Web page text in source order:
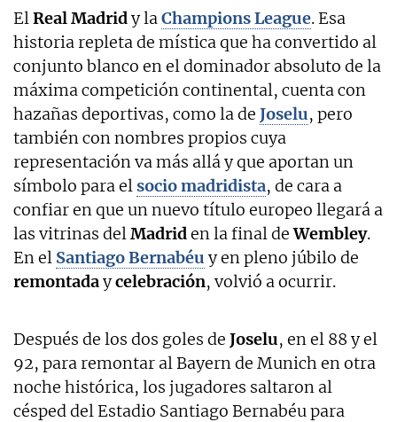
ElReal Madridy laChampions League. Esa
historia repleta de mística que ha convertido al
conjunto blanco en el dominador absoluto de la
máxima competición continental, cuenta con
hazañas deportivas, como la de Joselu, pero
también con nombres propios cuya
representación va más allá y que aportan un
símbolo para el socio madridista, de cara a
confiar en que un nuevo título europeo llegará a
las vitrinas delMadriden la final deWembley.
En el Santiago Bernabéu y en pleno júbilo de
remontadaycelebración, volvió a ocurrir.
Después de los dos goles de Joselu, en el 88 y el
92, para remontar al Bayern de Munich en otra
noche histórica, los jugadores saltaron al
césped del Estadio Santiago Bernabéu para